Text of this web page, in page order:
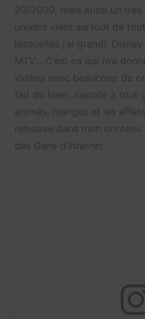
90/2000, mais aussi un
univers vient surtout de
lesquelles j’ai grandi:
MTV… C’est ce qui m’a
vidéos avec beaucoup de
fait du bien. J’ajoute à tout
animés, mangas et les
retrouve dans mon
des Gens d’Internet.